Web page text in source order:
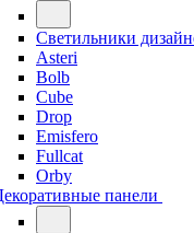
Светильники
Asteri
Bolb
Cube
Drop
Emisfero
Fullcat
Orby
панели